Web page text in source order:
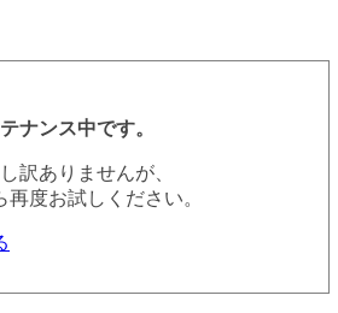
ナンス中です。
訳ありませんが、
度お試しください。